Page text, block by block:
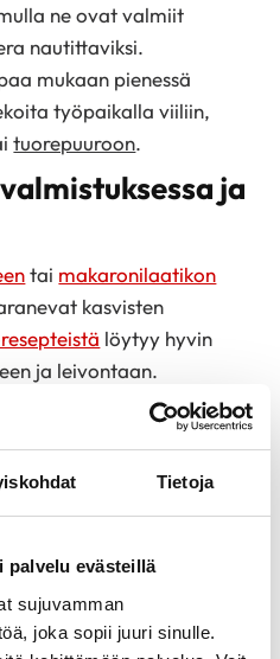
Tietoja
palvelu evästeillä
sujuvamman
joka sopii juuri sinulle.
ne ovat valmiit
nautittaviksi.
mukaan pienessä
työpaikalla viiliin,
tuorepuuroon.
ja
tai makaronilaatikon
kasvisten
löytyy hyvin
ja leivontaan.
tai pilkottuna,
tai mitä kaapista tai